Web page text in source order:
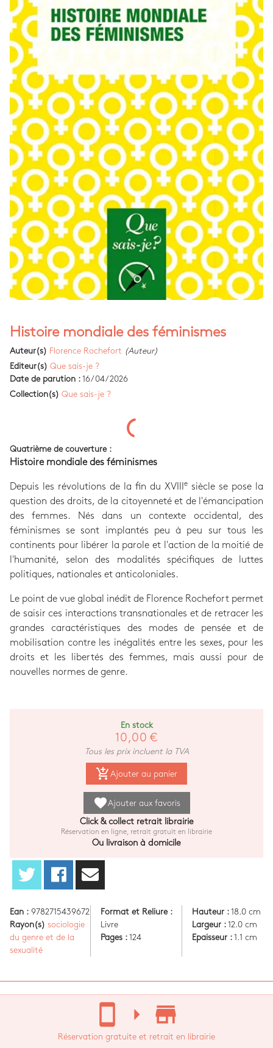
Histoire mondiale des féminismes
Auteur(s) Florence Rochefort (Auteur)
Editeur(s) Que sais-je ?
Date de parution : 16/04/2026
Collection(s) Que sais-je ?
Quatrième de couverture :
Histoire mondiale des féminismes
Depuis les révolutions de la fin du XVIII e siècle se pose la
question des droits, de la citoyenneté et de l'émancipation
des femmes. Nés dans un contexte occidental, des
féminismes se sont implantés peu à peu sur tous les
continents pour libérer la parole et l'action de la moitié de
l'humanité, selon des modalités spécifiques de luttes
politiques, nationales et anticoloniales.
Le point de vue global inédit de Florence Rochefort permet
de saisir ces interactions transnationales et de retracer les
grandes caractéristiques des modes de pensée et de
mobilisation contre les inégalités entre les sexes, pour les
droits et les libertés des femmes, mais aussi pour de
nouvelles normes de genre.
En stock
10,00 €
Tous les prix incluent la TVA
add_shopping_cart Ajouter au panier
favoriteAjouter aux favoris
Click & collect retrait librairie
Réservation en ligne, retrait gratuit en librairie
Ou livraison à domicile
Ean : 9782715439672
Rayon(s) sociologie
du genre et de la
sexualité
Format et Reliure :
Livre
Pages : 124
Hauteur :18.0 cm
Largeur :12.0 cm
Epaisseur :1.1 cm
stay_current_portrait arrow_right store_mall_directory
Réservation gratuite et retrait en librairie